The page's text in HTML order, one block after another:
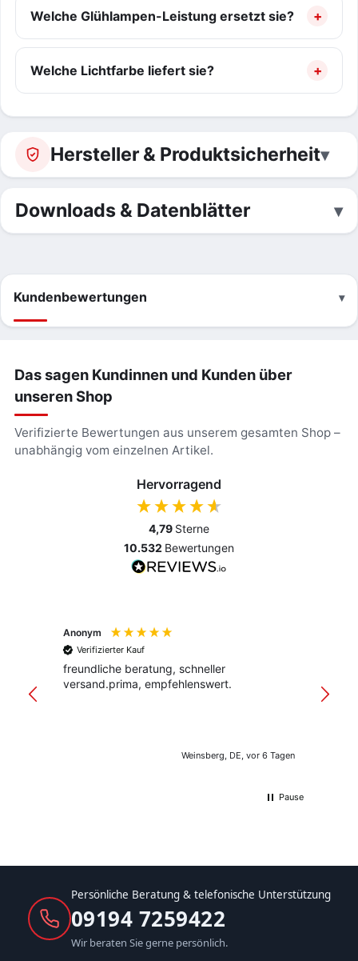
Welche Glühlampen-Leistung ersetzt sie?
Welche Lichtfarbe liefert sie?
Hersteller & Produktsicherheit
Downloads & Datenblätter
Kundenbewertungen
Das sagen Kundinnen und Kunden über
unseren Shop
Verifizierte Bewertungen aus unserem gesamten Shop –
unabhängig vom einzelnen Artikel.
Hervorragend
4,79 Sterne
10.532 Bewertungen
Anonym
Verifizierter Kauf
freundliche beratung, schneller
versand.prima, empfehlenswert.
Weinsberg, DE, vor 6 Tagen
klar
Pause
Persönliche Beratung & telefonische Unterstützung
09194 7259422
Wir beraten Sie gerne persönlich.